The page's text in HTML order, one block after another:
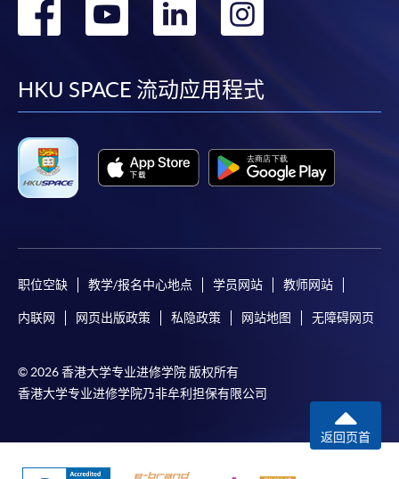
转
facebook
转
youtube
转
linkedin
转
HKU SPACE 流动应用程式
职位空缺 教学/报名中心地点 学员网站 教师网站
内联网 网页出版政策 私隐政策 网站地图 无障碍网页
© 2026 香港大学专业进修学院 版权所有
香港大学专业进修学院乃非牟利担保有限公司
返回页首